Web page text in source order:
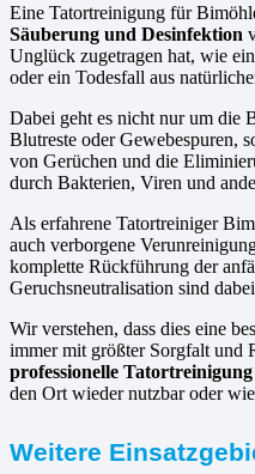
Eine Tatortreinigung für
Säuberung und Desinfektion
Unglück zugetragen hat, wie
oder ein Todesfall aus
Dabei geht es nicht nur um die
Blutreste oder Gewebespuren,
von Gerüchen und die
durch Bakterien, Viren und
Als erfahrene Tatortreiniger
auch verborgene
komplette Rückführung der
Geruchsneutralisation sind
Wir verstehen, dass dies eine
immer mit größter Sorgfalt und
professionelle Tatortreinigung
den Ort wieder nutzbar oder
Weitere